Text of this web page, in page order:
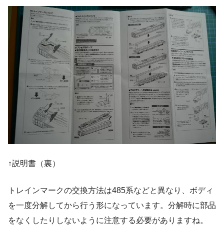
↑説明書（裏）
トレインマークの交換方法は485系などと異なり、ボディ
を一度分解してから行う形になっています。分解時に部品
をなくしたりしないように注意する必要がありますね。